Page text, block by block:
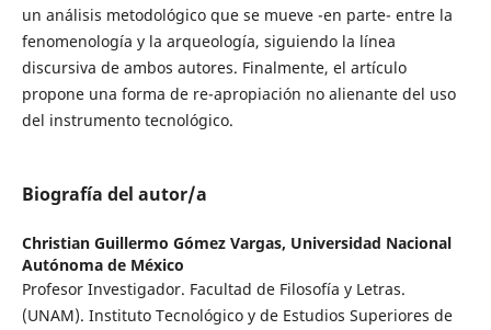
un análisis metodológico que se mueve -en parte- entre la
fenomenología y la arqueología, siguiendo la línea
discursiva de ambos autores. Finalmente, el artículo
propone una forma de re-apropiación no alienante del uso
del instrumento tecnológico.
Biografía del autor/a
Christian Guillermo Gómez Vargas, Universidad Nacional
Autónoma de México
Profesor Investigador. Facultad de Filosofía y Letras.
(UNAM). Instituto Tecnológico y de Estudios Superiores de